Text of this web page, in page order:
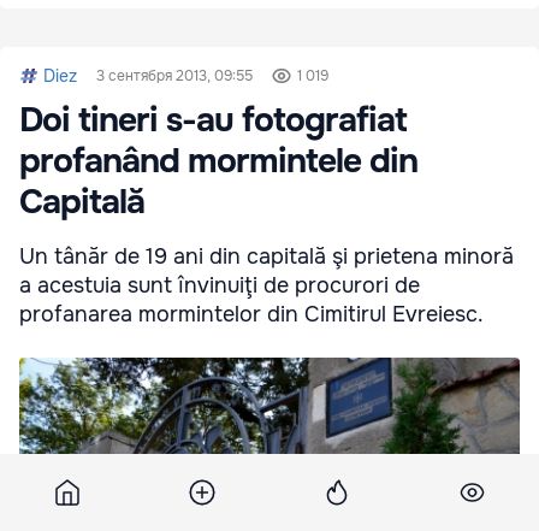
Diez 3 сентября 2013, 09:55 1 019
Doi tineri s-au fotografiat
profanând mormintele din
Capitală
Un tânăr de 19 ani din capitală şi prietena minoră
a acestuia sunt învinuiţi de procurori de
profanarea mormintelor din Cimitirul Evreiesc.